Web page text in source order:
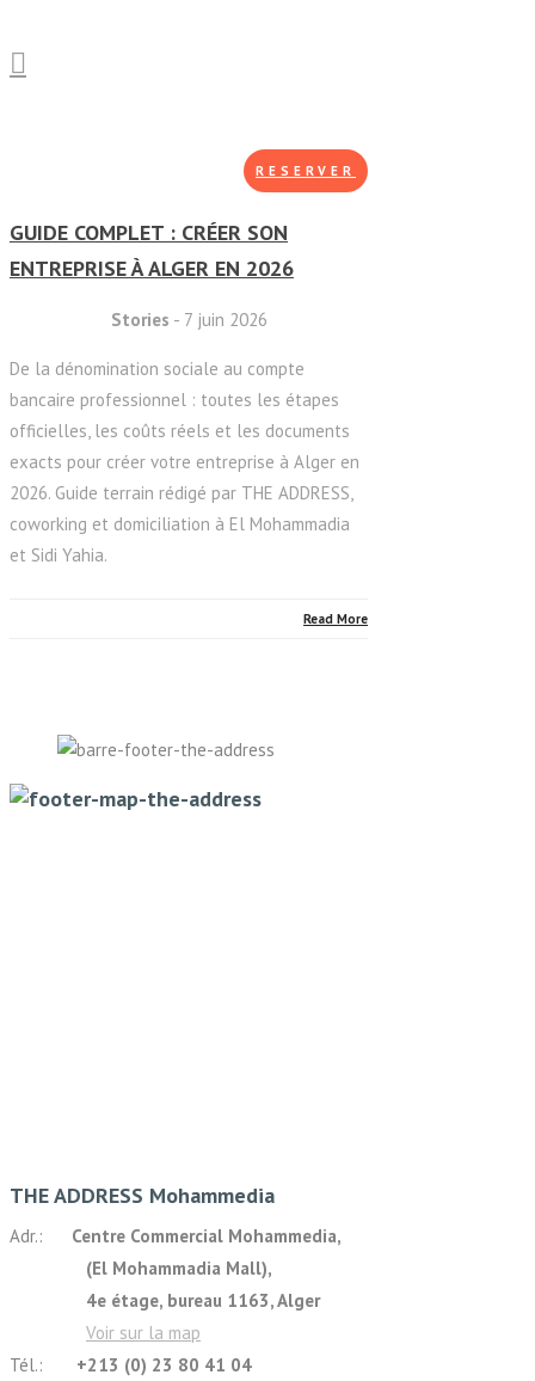
RESERVER
GUIDE COMPLET : CRÉER SON
ENTREPRISE À ALGER EN 2026
Stories - 7 juin 2026
De la dénomination sociale au compte
bancaire professionnel : toutes les étapes
officielles, les coûts réels et les documents
exacts pour créer votre entreprise à Alger en
2026. Guide terrain rédigé par THE ADDRESS,
coworking et domiciliation à El Mohammadia
et Sidi Yahia.
Read More
THE ADDRESS Mohammedia
Adr.: Centre Commercial Mohammedia,
(El Mohammadia Mall),
4e étage, bureau 1163, Alger
Voir sur la map
Tél.:
+213 (0) 23 80 41 04